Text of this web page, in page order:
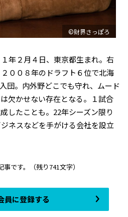
©財界さっぽろ
年２月４日、東京都生まれ。右
００８年のドラフト６位で北海
団。内外野どこでも守れ、ムード
欠かせない存在となる。１試合
したことも。22年シーズン限り
ネスなどを手がける会社を設立
です。 （残り741文字）
員に登録する